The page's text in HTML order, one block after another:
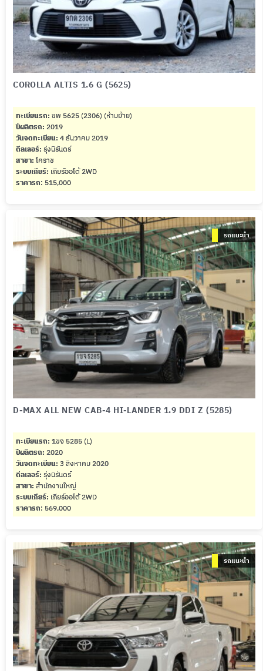
COROLLA ALTIS 1.6 G (5625)
ทะเบียนรถ: ขพ 5625 (2306) (ห้ามย้าย)
ปีผลิตรถ: 2019
วันจดทะเบียน: 4 ธันวาคม 2019
ดีลเลอร์: รุ่งนิรันดร์
สาขา: โคราช
ระบบเกียร์: เกียร์ออโต้ 2WD
ราคารถ: 515,000
รถแนะนำ
D-MAX ALL NEW CAB-4 HI-LANDER 1.9 DDI Z (5285)
ทะเบียนรถ: 1ขจ 5285 (L)
ปีผลิตรถ: 2020
วันจดทะเบียน: 3 สิงหาคม 2020
ดีลเลอร์: รุ่งนิรันดร์
สาขา: สำนักงานใหญ่
ระบบเกียร์: เกียร์ออโต้ 2WD
ราคารถ: 569,000
รถแนะนำ